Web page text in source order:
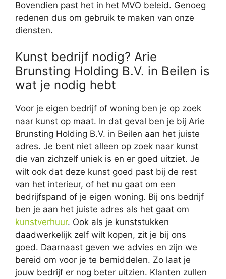
Bovendien past het in het MVO beleid. Genoeg
redenen dus om gebruik te maken van onze
diensten.
Kunst bedrijf nodig? Arie
Brunsting Holding B.V. in Beilen is
wat je nodig hebt
Voor je eigen bedrijf of woning ben je op zoek
naar kunst op maat. In dat geval ben je bij Arie
Brunsting Holding B.V. in Beilen aan het juiste
adres. Je bent niet alleen op zoek naar kunst
die van zichzelf uniek is en er goed uitziet. Je
wilt ook dat deze kunst goed past bij de rest
van het interieur, of het nu gaat om een
bedrijfspand of je eigen woning. Bij ons bedrijf
ben je aan het juiste adres als het gaat om
kunstverhuur. Ook als je kunststukken
daadwerkelijk zelf wilt kopen, zit je bij ons
goed. Daarnaast geven we advies en zijn we
bereid om voor je te bemiddelen. Zo laat je
jouw bedrijf er nog beter uitzien. Klanten zullen